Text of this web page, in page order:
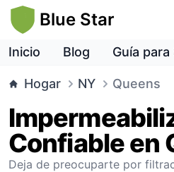
Blue Star
Inicio Blog Guía
Hogar NY Queens
Confiable en
Deja de preocuparte por